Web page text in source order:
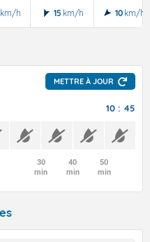
km/h 15 km/h 10 km/h
METTRE À JOUR
10 : 45
30
min
40
min
50
min